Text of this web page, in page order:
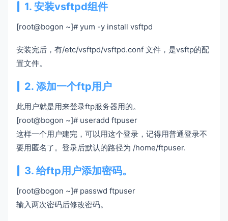
1. 安装vsftpd组件
[root@bogon ~]# yum -y install vsftpd
安装完后，有/etc/vsftpd/vsftpd.conf 文件，是vsftp的配
置文件。
2. 添加一个ftp用户
此用户就是用来登录ftp服务器用的。
[root@bogon ~]# useradd ftpuser
这样一个用户建完，可以用这个登录，记得用普通登录不
要用匿名了。登录后默认的路径为 /home/ftpuser.
3. 给ftp用户添加密码。
[root@bogon ~]# passwd ftpuser
输入两次密码后修改密码。